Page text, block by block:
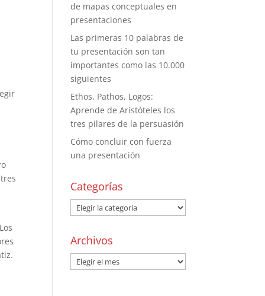
de mapas conceptuales en
presentaciones
Las primeras 10 palabras de
tu presentación son tan
importantes como las 10.000
siguientes
Ethos, Pathos, Logos:
Aprende de Aristóteles los
tres pilares de la persuasión
Cómo concluir con fuerza
una presentación
Categorías
Archivos